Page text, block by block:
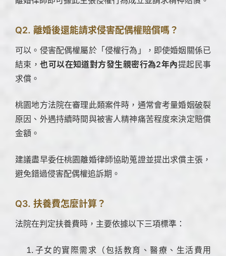
Q2. 離婚後還能請求侵害配偶權賠償嗎？
可以。侵害配偶權屬於「侵權行為」，即使婚姻關係已
結束，也可以在知道對方發生親密行為2年內提起民事
求償。
桃園地方法院在審理此類案件時，通常會考量婚姻破裂
原因、外遇持續時間與被害人精神痛苦程度來決定賠償
金額。
建議盡早委任桃園離婚律師協助蒐證並提出求償主張，
避免錯過侵害配偶權追訴期。
Q3. 扶養費怎麼計算？
法院在判定扶養費時，主要依據以下三項標準：
子女的實際需求（包括教育、醫療、生活費用